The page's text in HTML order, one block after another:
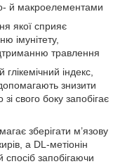
й макроелементами
якої сприяє
імунітету,
травлення
індекс,
знизити
свого боку запобігає
зберігати м’язову
а DL-метіонін
спосіб запобігаючи